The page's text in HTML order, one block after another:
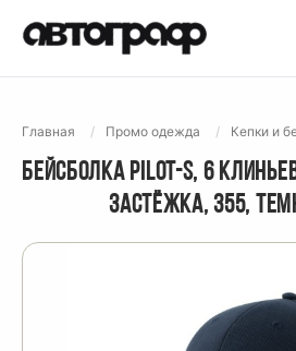
Главная Промо одежда Кепки и
БЕЙСБОЛКА PILOT-S, 6
ЗАСТЁЖКА, 355,